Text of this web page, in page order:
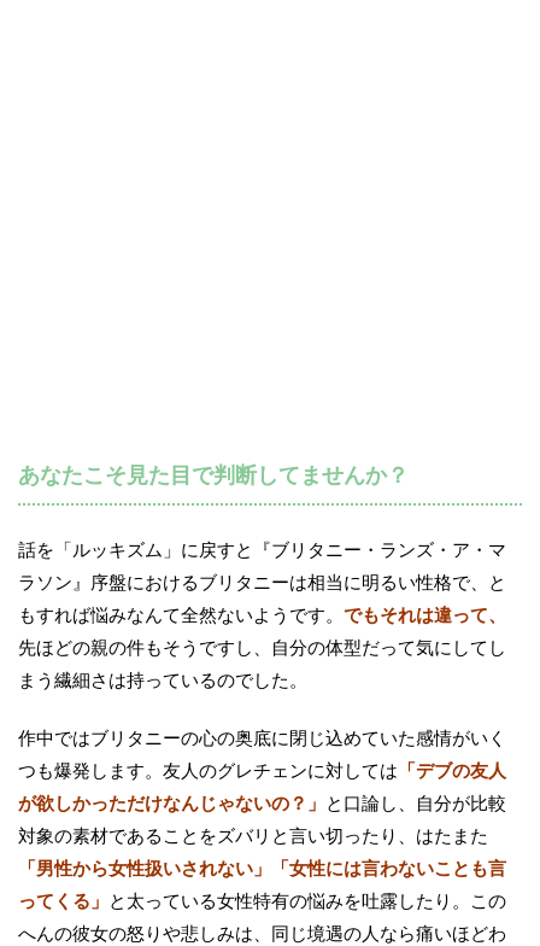
あなたこそ見た目で判断してませんか？
話を「ルッキズム」に戻すと『ブリタニー・ランズ・ア・マ
ラソン』序盤におけるブリタニーは相当に明るい性格で、と
もすれば悩みなんて全然ないようです。 でもそれは違って、
先ほどの親の件もそうですし、自分の体型だって気にしてし
まう繊細さは持っているのでした。
作中ではブリタニーの心の奥底に閉じ込めていた感情がいく
つも爆発します。友人のグレチェンに対しては 「デブの友人
が欲しかっただけなんじゃないの？」 と口論し、自分が比較
対象の素材であることをズバリと言い切ったり、はたまた
「男性から女性扱いされない」「女性には言わないことも言
ってくる」 と太っている女性特有の悩みを吐露したり。この
へんの彼女の怒りや悲しみは、同じ境遇の人なら痛いほどわ